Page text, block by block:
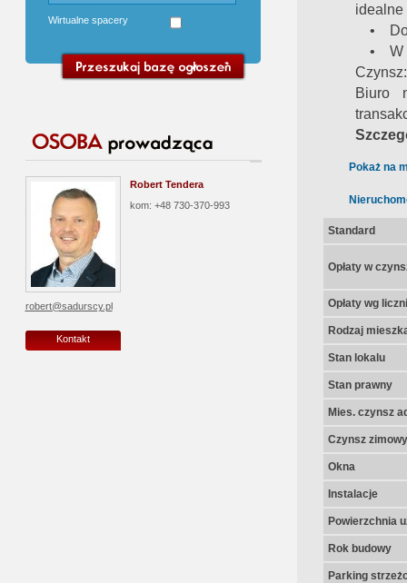
Wirtualne spacery
Robert Tendera
kom: +48 730-370-993
robert@sadurscy.pl
Kontakt
idealne
•
• W
Biuro
Pokaż na
Standard
Opłaty w
Opłaty wg
Rodzaj
Stan lokalu
Stan prawny
Mies. czynsz
Czynsz zimowy
Okna
Instalacje
Powierzchnia
Rok budowy
Parking